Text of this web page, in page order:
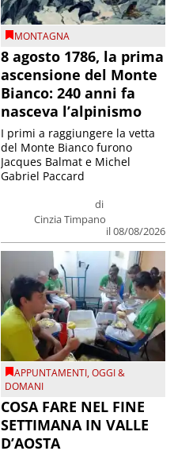
MONTAGNA
8 agosto 1786, la prima
ascensione del Monte
Bianco: 240 anni fa
nasceva l’alpinismo
di
Cinzia Timpano
il 08/08/2026
I primi a raggiungere la vetta
del Monte Bianco furono
Jacques Balmat e Michel
Gabriel Paccard
APPUNTAMENTI,OGGI &
DOMANI
COSA FARE NEL FINE
SETTIMANA IN VALLE
D’AOSTA